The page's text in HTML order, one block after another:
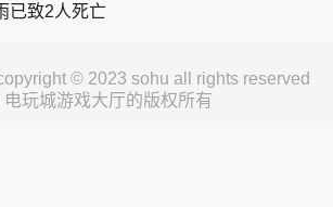
已致2人死亡
© 2023 sohu all rights reserved
电玩城游戏大厅的版权所有